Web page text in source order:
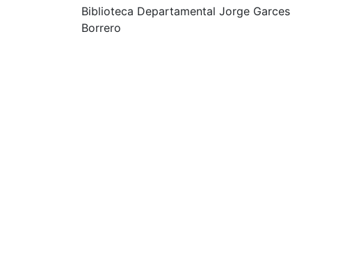
Biblioteca Departamental Jorge Garces
Borrero